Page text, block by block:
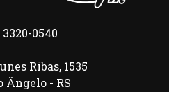
3320-0540
Ribas, 1535
Ângelo - RS